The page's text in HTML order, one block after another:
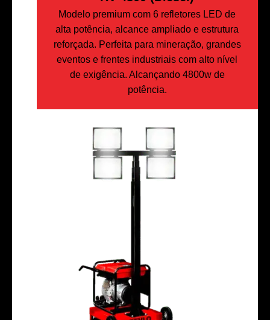
Modelo premium com 6 refletores LED de
alta potência, alcance ampliado e estrutura
reforçada. Perfeita para mineração, grandes
eventos e frentes industriais com alto nível
de exigência. Alcançando 4800w de
potência.